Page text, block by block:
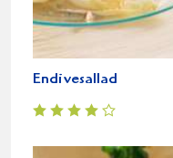
Endivesallad